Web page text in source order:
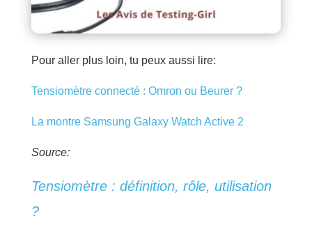
Pour aller plus loin, tu peux aussi lire:
Tensiomètre connecté : Omron ou Beurer ?
La montre Samsung Galaxy Watch Active 2
Source:
Tensiomètre : définition, rôle, utilisation
?